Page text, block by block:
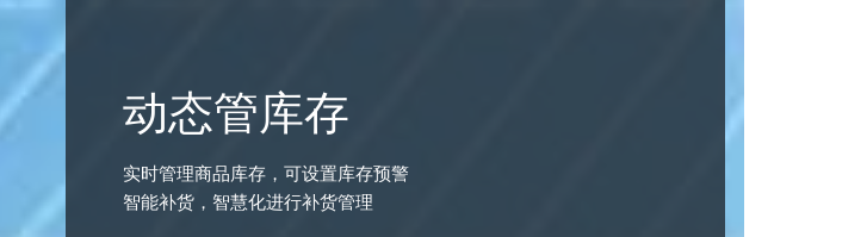
动态管库存
实时管理商品库存，可设置库存预警
智能补货，智慧化进行补货管理